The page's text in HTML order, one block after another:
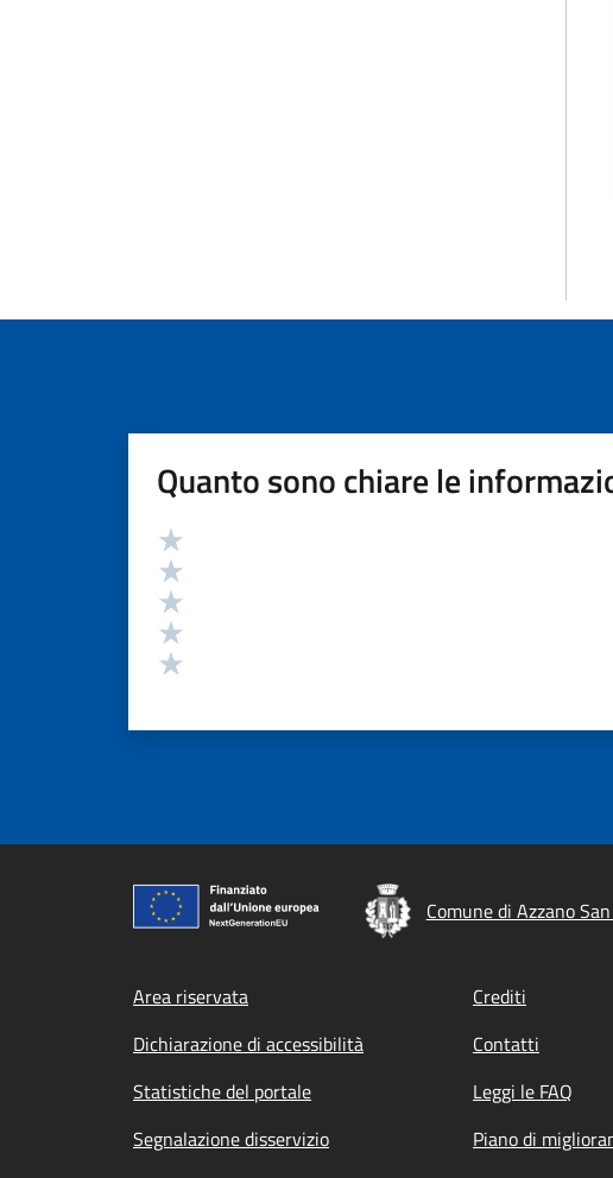
Quanto sono chiare le
Valutazione
Comune di Azzano
Footer menu
Area riservata Crediti
Dichiarazione di accessibilità
Contatti
Statistiche del portale
Leggi le FAQ
Segnalazione disservizio
Piano di